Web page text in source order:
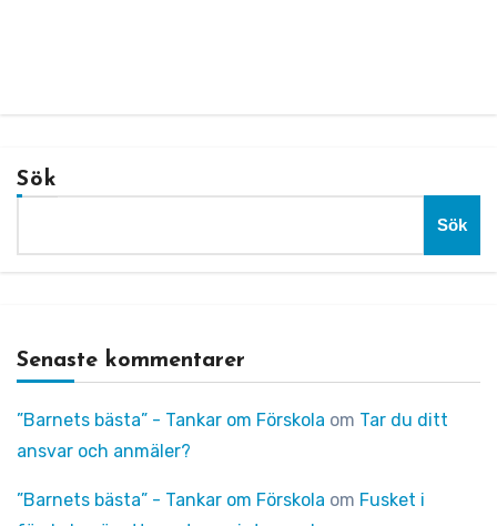
Sök
Sök
Senaste kommentarer
”Barnets bästa” - Tankar om Förskola om Tar du ditt
ansvar och anmäler?
”Barnets bästa” - Tankar om Förskola om Fusket i